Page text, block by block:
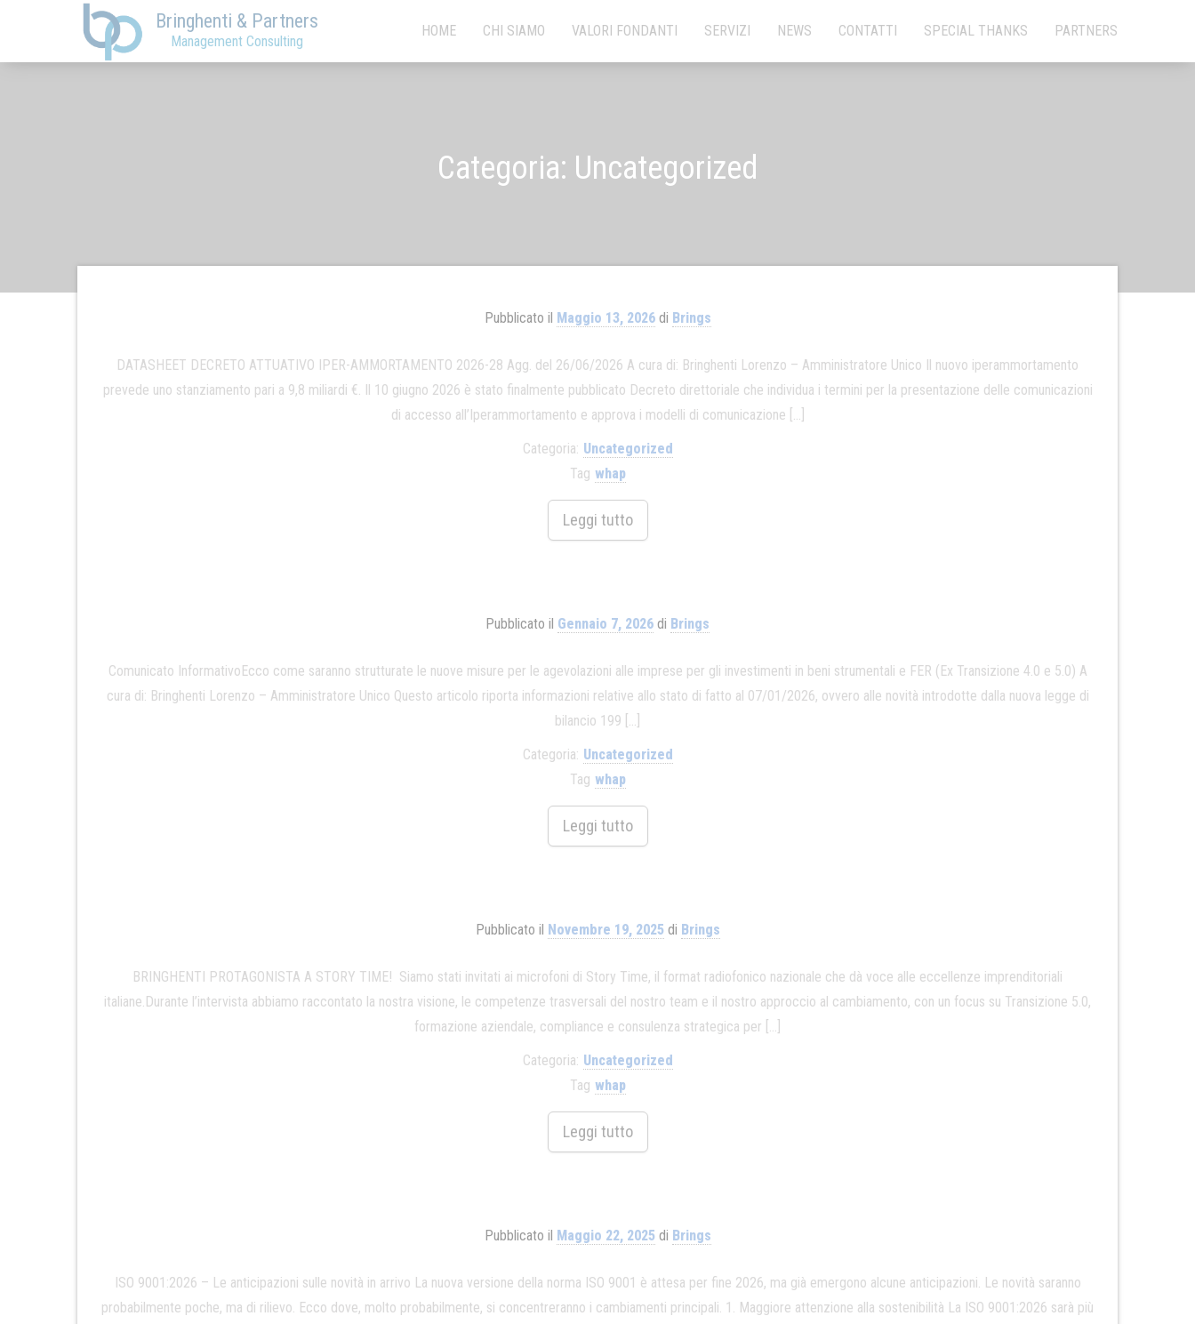
Bringhenti & Partners
Management Consulting
HOME CHI SIAMO VALORI FONDANTI SERVIZI NEWS CONTATTI SPECIAL THANKS PARTNERS
Categoria: Uncategorized
Pubblicato il Maggio 13, 2026di Brings
DATASHEET DECRETO ATTUATIVO IPER-AMMORTAMENTO 2026-28 Agg. del 26/06/2026 A cura di: Bringhenti Lorenzo – Amministratore Unico Il nuovo iperammortamento
prevede uno stanziamento pari a 9,8 miliardi €. Il 10 giugno 2026 è stato finalmente pubblicato Decreto direttoriale che individua i termini per la presentazione delle comunicazioni
di accesso all’Iperammortamento e approva i modelli di comunicazione […]
Categoria: Uncategorized
Tag whap
Leggi tutto
Pubblicato il Gennaio 7, 2026 di Brings
Comunicato InformativoEcco come saranno strutturate le nuove misure per le agevolazioni alle imprese per gli investimenti in beni strumentali e FER (Ex Transizione 4.0 e 5.0) A
cura di: Bringhenti Lorenzo – Amministratore Unico Questo articolo riporta informazioni relative allo stato di fatto al 07/01/2026, ovvero alle novità introdotte dalla nuova legge di
bilancio 199 […]
Categoria: Uncategorized
Tag whap
Leggi tutto
Pubblicato il Novembre 19, 2025di Brings
BRINGHENTI PROTAGONISTA A STORY TIME! Siamo stati invitati ai microfoni di Story Time, il format radiofonico nazionale che dà voce alle eccellenze imprenditoriali
italiane.Durante l’intervista abbiamo raccontato la nostra visione, le competenze trasversali del nostro team e il nostro approccio al cambiamento, con un focus su Transizione 5.0,
formazione aziendale, compliance e consulenza strategica per […]
Categoria: Uncategorized
Tag whap
Leggi tutto
Pubblicato il Maggio 22, 2025di Brings
ISO 9001:2026 – Le anticipazioni sulle novità in arrivo La nuova versione della norma ISO 9001 è attesa per fine 2026, ma già emergono alcune anticipazioni. Le novità saranno
probabilmente poche, ma di rilievo. Ecco dove, molto probabilmente, si concentreranno i cambiamenti principali. 1. Maggiore attenzione alla sostenibilità La ISO 9001:2026 sarà più